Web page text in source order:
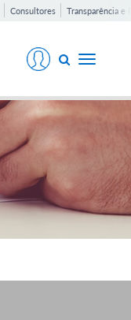
Consultores Transparência e
Toggle